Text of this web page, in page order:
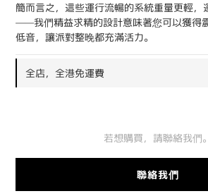
簡而言之，這些運行流暢的系統重量更輕，
——我們精益求精的設計意味著您可以獲得
低音，讓派對整晚都充滿活力。
全店，全港免運費
若想購買，請聯絡我們。
聯絡我們